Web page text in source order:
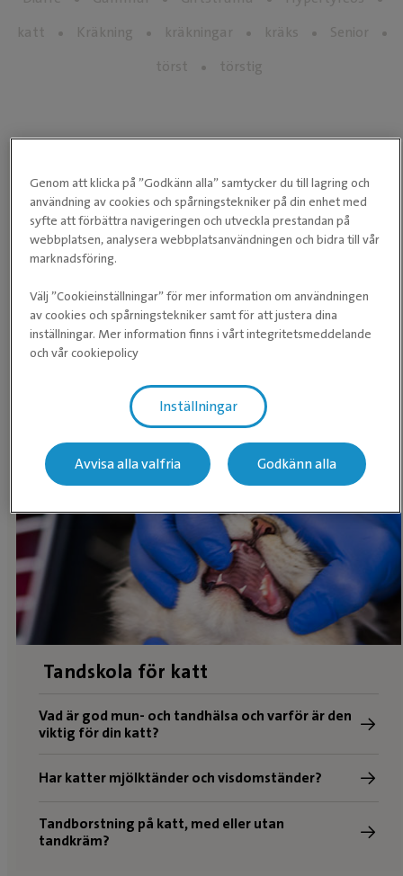
katt
Kräkning kräkningar kräks
Senior
törst
törstig
Hitta en klinik nära dig
SÖK KLINIK
Vill du inte dela din plats med Evidensia?
klinikistället.
Tandskola för katt
Vad är god mun- och tandhälsa och varför är den
viktig för din katt?
Har katter mjölktänder och visdomständer?
Tandborstning på katt, med eller utan
tandkräm?
Genom att klicka på ”Godkänn alla” samtycker du till lagring och
användning av cookies och spårningstekniker på din enhet med
syfte att förbättra navigeringen och utveckla prestandan på
webbplatsen, analysera webbplatsanvändningen och bidra till vår
marknadsföring.
Välj ”Cookieinställningar” för mer information om användningen
av cookies och spårningstekniker samt för att justera dina
inställningar. Mer information finns i vårt integritetsmeddelande
och vår cookiepolicy
Inställningar
Avvisa alla valfria Godkänn alla